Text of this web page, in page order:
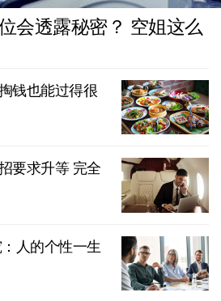
会透露秘密？ 空姐这么
钱也能过得很
要求升等 完全
人的个性一生